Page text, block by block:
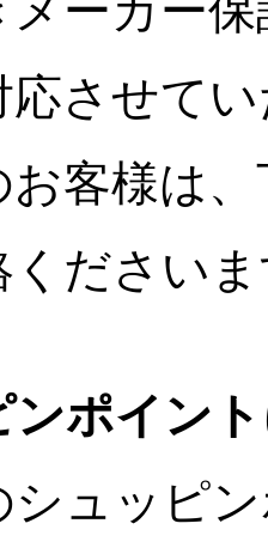
メーカー
応させて
お客様は
ください
ンポイン
シュッピ